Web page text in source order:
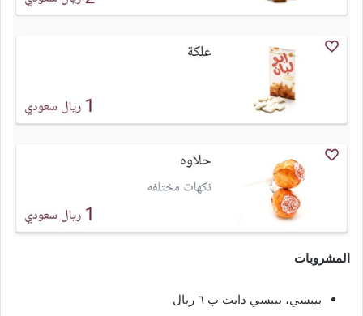
المشروبات
بيبسي، بيبسي دايت ب ٦ ريال